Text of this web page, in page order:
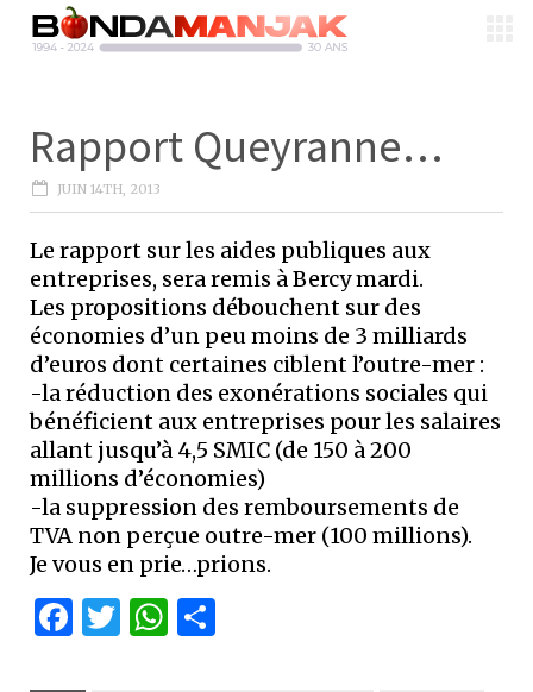
Rapport Queyranne…
JUIN 14TH, 2013
Le rapport sur les aides publiques aux
entreprises, sera remis à Bercy mardi.
Les propositions débouchent sur des
économies d’un peu moins de 3 milliards
d’euros dont certaines ciblent l’outre-mer :
-la réduction des exonérations sociales qui
bénéficient aux entreprises pour les salaires
allant jusqu’à 4,5 SMIC (de 150 à 200
millions d’économies)
-la suppression des remboursements de
TVA non perçue outre-mer (100 millions).
Je vous en prie…prions.
Facebook
Twitter
WhatsApp